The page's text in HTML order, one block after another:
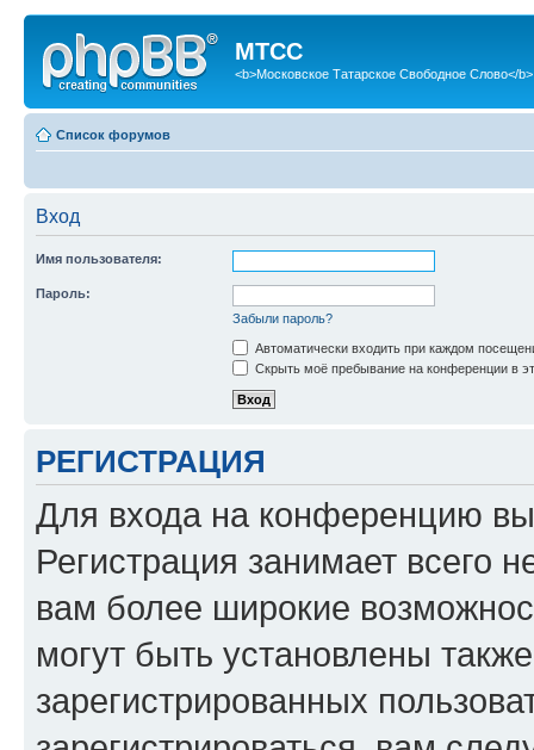
МТСС
<b>Московское Татарское Свободное Слово</b>
Список форумов
Вход
Имя пользователя:
Пароль:
Забыли пароль?
Автоматически входить при каждом
Скрыть моё пребывание на конференции в
РЕГИСТРАЦИЯ
Для входа на конференцию
Регистрация занимает всего
вам более широкие
могут быть установлены
зарегистрированных